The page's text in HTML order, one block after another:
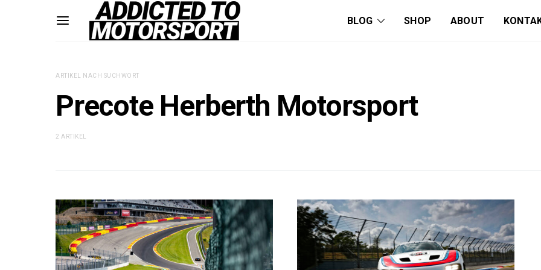
BLOG SHOP ABOUT
ARTIKEL NACH SUCHWORT
Precote Herberth Motorsport
2 ARTIKEL